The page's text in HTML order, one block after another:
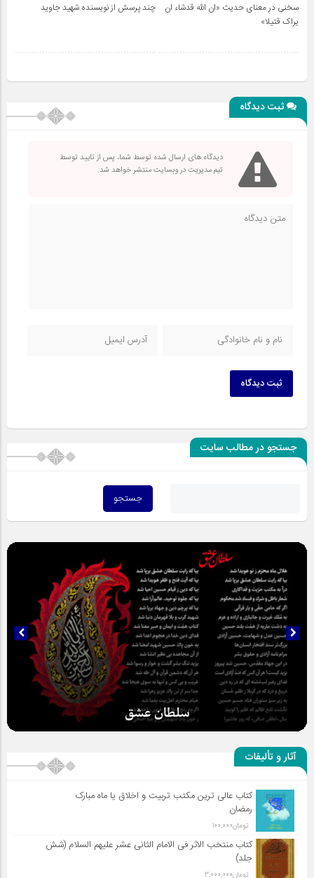
سخنی در معنای حدیث «ان الله قدشاء ان
یراک قتیلا»
چند پرسش از نویسنده شهید جاوید
ثبت دیدگاه
دیدگاه های ارسال شده توسط شما، پس از تایید توسط
تیم مدیریت در وبسایت منتشر خواهد شد.
ثبت دیدگاه
جستجو در مطالب سایت
سلطان عشق
آثار و تألیفات
کتاب عالی ترین مکتب تربیت و اخلاق یا ماه مبارک
رمضان
تومان100,000
کتاب منتخب الاثر فی الامام الثانی عشر علیهم السلام (شش
جلد)
تومان3,000,000